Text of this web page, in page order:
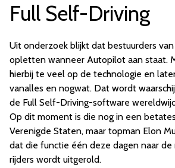
Full Self-Driving
Uit onderzoek blijkt dat bestuurders
opletten wanneer Autopilot aan staat.
hierbij te veel op de technologie en
vanalles en nogwat. Dat wordt
de Full Self-Driving-software
Op dit moment is die nog in een
Verenigde Staten, maar topman Elon
dat die functie één deze dagen naar
rijders wordt uitgerold.